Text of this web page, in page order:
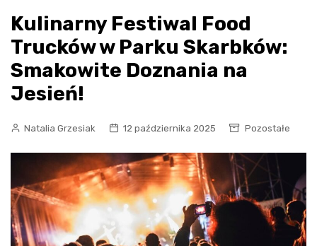
Kulinarny Festiwal Food
Trucków w Parku Skarbków:
Smakowite Doznania na
Jesień!
Natalia Grzesiak 12 października 2025 Pozostałe